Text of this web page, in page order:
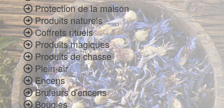
Protection de la maison
Produits naturels
Coffrets rituels
Produits magiques
Produits de chasse
Plein-air
Encens
Bruleurs d'encens
Bougies